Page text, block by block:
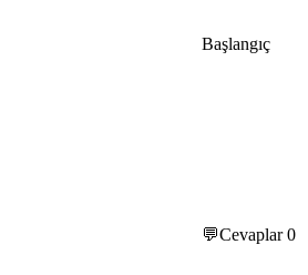
Başlangıç
💬Cevaplar0